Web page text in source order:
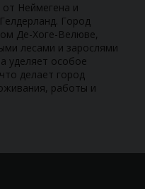
Неймегена и
Город
Де-Хоге-Велюве,
лесами и зарослями
уделяет особое
делает город
работы и